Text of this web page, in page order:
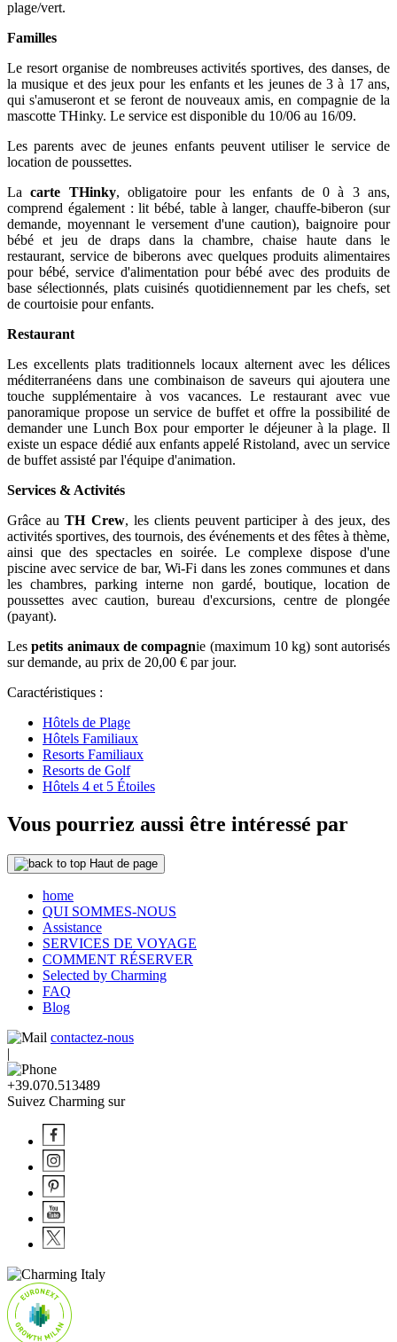
plage/vert.
Familles
Le resort organise de nombreuses activités sportives, des danses, de
la musique et des jeux pour les enfants et les jeunes de 3 à 17 ans,
qui s'amuseront et se feront de nouveaux amis, en compagnie de la
mascotte THinky. Le service est disponible du 10/06 au 16/09.
Les parents avec de jeunes enfants peuvent utiliser le service de
location de poussettes.
Lacarte THinky, obligatoire pour les enfants de 0 à 3 ans,
comprend également : lit bébé, table à langer, chauffe-biberon (sur
demande, moyennant le versement d'une caution), baignoire pour
bébé et jeu de draps dans la chambre, chaise haute dans le
restaurant, service de biberons avec quelques produits alimentaires
pour bébé, service d'alimentation pour bébé avec des produits de
base sélectionnés, plats cuisinés quotidiennement par les chefs, set
de courtoisie pour enfants.
Restaurant
Les excellents plats traditionnels locaux alternent avec les délices
méditerranéens dans une combinaison de saveurs qui ajoutera une
touche supplémentaire à vos vacances. Le restaurant avec vue
panoramique propose un service de buffet et offre la possibilité de
demander une Lunch Box pour emporter le déjeuner à la plage. Il
existe un espace dédié aux enfants appelé Ristoland, avec un service
de buffet assisté par l'équipe d'animation.
Services & Activités
Grâce auTH Crew, les clients peuvent participer à des jeux, des
activités sportives, des tournois, des événements et des fêtes à thème,
ainsi que des spectacles en soirée. Le complexe dispose d'une
piscine avec service de bar, Wi-Fi dans les zones communes et dans
les chambres, parking interne non gardé, boutique, location de
poussettes avec caution, bureau d'excursions, centre de plongée
(payant).
Lespetits animaux de compagnie (maximum 10 kg) sont autorisés
sur demande, au prix de 20,00 € par jour.
Caractéristiques :
Hôtels de Plage
Hôtels Familiaux
Resorts Familiaux
Resorts de Golf
Hôtels 4 et 5 Étoiles
Vous pourriez aussi être intéressé par
Haut de page
home
QUI SOMMES-NOUS
Assistance
SERVICES DE VOYAGE
COMMENT RÉSERVER
Selected by Charming
FAQ
Blog
contactez-nous
|
+39.070.513489
Suivez Charming sur